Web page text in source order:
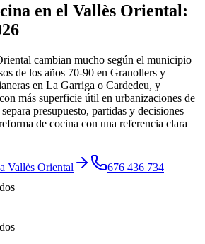
en el Vallès Oriental:
cambian mucho según el municipio
de los años 70-90 en Granollers y
en La Garriga o Cardedeu, y
más superficie útil en urbanizaciones de
presupuesto, partidas y decisiones
de cocina con una referencia clara
Vallès Oriental
676 436 734